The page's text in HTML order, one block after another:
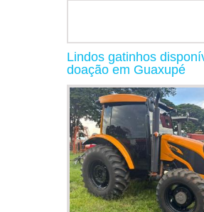
Lindos gatinhos
doação em Guaxupé